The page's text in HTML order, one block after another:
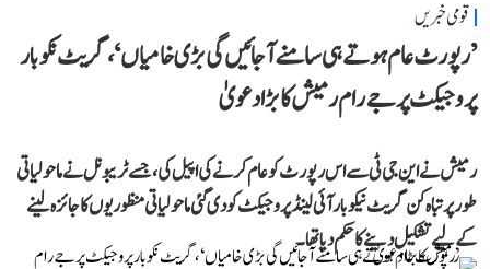
قومی خبریں
’رپورٹ عام ہوتے ہی سامنے آ جائیں گی بڑی خامیاں‘، گریٹ نکوبار
پروجیکٹ پر جے رام رمیش کا بڑا دعویٰ
رمیش نے این جی ٹی سے اس رپورٹ کو عام کرنے کی اپیل کی، جسے ٹریبونل نے ماحولیاتی
طور پر تباہ کن گریٹ نیکوبار آئی لینڈ پروجیکٹ کو دی گئی ماحولیاتی منظوریوں کا جائزہ لینے
کے لیے تشکیل دینے کا حکم دیا تھا۔